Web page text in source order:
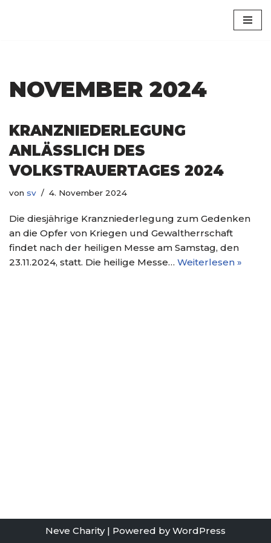
NOVEMBER 2024
KRANZNIEDERLEGUNG
ANLÄSSLICH DES
VOLKSTRAUERTAGES 2024
von sv 4. November 2024
Die diesjährige Kranzniederlegung zum Gedenken
an die Opfer von Kriegen und Gewaltherrschaft
findet nach der heiligen Messe am Samstag, den
23.11.2024, statt. Die heilige Messe… Weiterlesen »
Neve Charity| Powered byWordPress